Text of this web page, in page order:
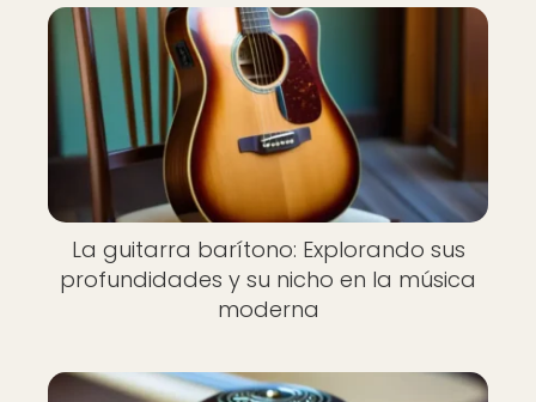
La guitarra barítono: Explorando sus
profundidades y su nicho en la música
moderna